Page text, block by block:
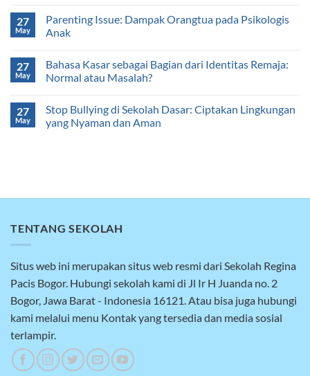
27
May
Parenting Issue: Dampak Orangtua pada Psikologis
Anak
27
May
Bahasa Kasar sebagai Bagian dari Identitas Remaja:
Normal atau Masalah?
27
May
Stop Bullying di Sekolah Dasar: Ciptakan Lingkungan
yang Nyaman dan Aman
TENTANG SEKOLAH
Situs web ini merupakan situs web resmi dari Sekolah Regina
Pacis Bogor. Hubungi sekolah kami di Jl Ir H Juanda no. 2
Bogor, Jawa Barat - Indonesia 16121. Atau bisa juga hubungi
kami melalui menu Kontak yang tersedia dan media sosial
terlampir.